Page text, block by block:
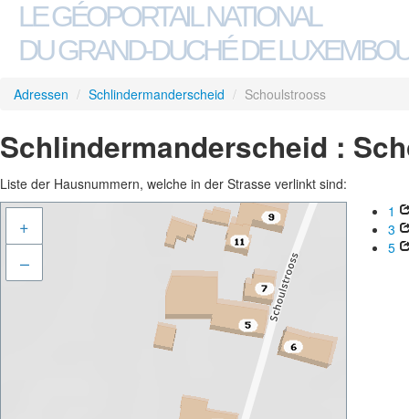
LE GÉOPORTAIL NATIONAL
DU GRAND-DUCHÉ DE
Adressen / Schlindermanderscheid / Schoulstrooss
Schlindermanderscheid :
Liste der Hausnummern, welche in der Strasse verlinkt sind:
+
–
1
3
5